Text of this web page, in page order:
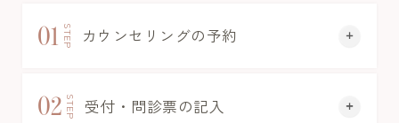
01 STEP カウンセリングの予約
02 STEP 受付・問診票の記入